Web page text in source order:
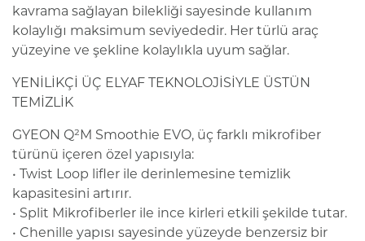
kavrama sağlayan bilekliği sayesinde kullanım
kolaylığı maksimum seviyededir. Her türlü araç
yüzeyine ve şekline kolaylıkla uyum sağlar.
YENİLİKÇİ ÜÇ ELYAF TEKNOLOJİSİYLE ÜSTÜN
TEMİZLİK
GYEON Q²M Smoothie EVO, üç farklı mikrofiber
türünü içeren özel yapısıyla:
• Twist Loop lifler ile derinlemesine temizlik
kapasitesini artırır.
• Split Mikrofiberler ile ince kirleri etkili şekilde tutar.
• Chenille yapısı sayesinde yüzeyde benzersiz bir